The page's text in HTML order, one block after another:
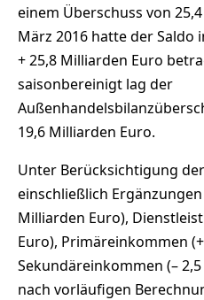
einem Überschuss von
März 2016 hatte der Saldo
+ 25,8 Milliarden Euro
saisonbereinigt lag der
19,6 Milliarden Euro.
Unter Berücksichtigung
einschließlich
Milliarden Euro),
Euro), Primäreinkommen
Sekundäreinkommen (–
nach vorläufigen